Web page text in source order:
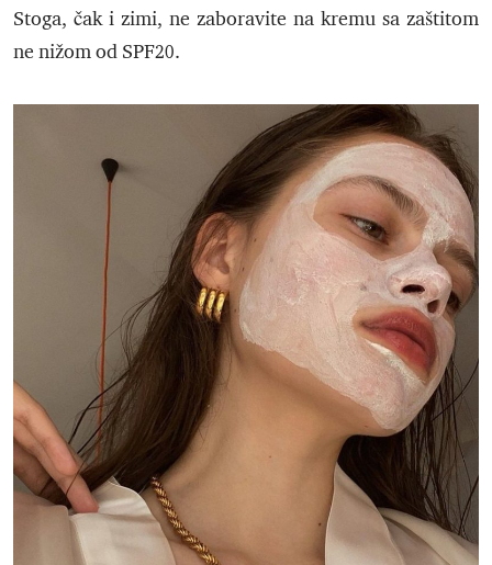
Stoga, čak i zimi, ne zaboravite na kremu sa zaštitom
ne nižom od SPF20.